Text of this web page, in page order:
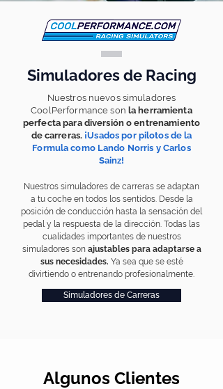
Simuladores de Racing
Nuestros nuevos simuladores
CoolPerformance son la herramienta
perfecta para diversión o entrenamiento
de carreras. ¡Usados por pilotos de la
Formula como Lando Norris y Carlos
Sainz!
Nuestros simuladores de carreras se adaptan
a tu coche en todos los sentidos. Desde la
posición de conducción hasta la sensación del
pedal y la respuesta de la dirección. Todas las
cualidades importantes de nuestros
simuladores son ajustables para adaptarse a
sus necesidades. Ya sea que se esté
divirtiendo o entrenando profesionalmente.
Simuladores de Carreras
Algunos Clientes